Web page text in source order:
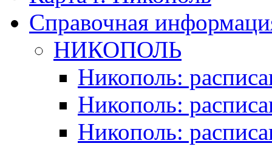
Справочная
НИКОПОЛЬ
Никополь:
Никополь:
Никополь: